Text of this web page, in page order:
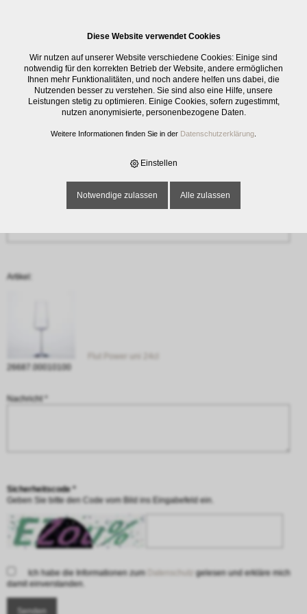
‹ Zurück
Anfrage
Name oder Firma *
Artikel:
Flut Power uni 24cl
26687.00010100
Nachricht *
Sicherheitscode *
Geben Sie bitte den Code vom Bild ins Eingabefeld ein.
Ich habe die Informationen zum
gelesen und erkläre mich
damit einverstanden.
Diese Website verwendet Cookies
Wir nutzen auf unserer Website verschiedene Cookies: Einige sind
notwendig für den korrekten Betrieb der Website, andere ermöglichen
Ihnen mehr Funktionalitäten, und noch andere helfen uns dabei, die
Nutzenden besser zu verstehen. Sie sind also eine Hilfe, unsere
Leistungen stetig zu optimieren. Einige Cookies, sofern zugestimmt,
nutzen anonymisierte, personenbezogene Daten.
Weitere Informationen finden Sie in der Datenschutzerklärung
Einstellen
Notwendige zulassen Alle zulassen